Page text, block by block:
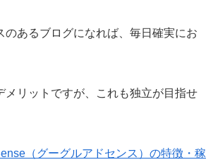
のあるブログになれば、毎日確実にお
メリットですが、これも独立が目指せ
（グーグルアドセンス）の特徴・稼